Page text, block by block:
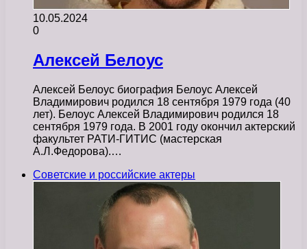
10.05.2024
0
Алексей Белоус
Алексей Белоус биография Белоус Алексей
Владимирович родился 18 сентября 1979 года (40
лет). Белоус Алексей Владимирович родился 18
сентября 1979 года. В 2001 году окончил актерский
факультет РАТИ-ГИТИС (мастерская
А.Л.Федорова).…
Советские и российские актеры